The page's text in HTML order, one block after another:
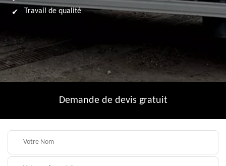
Travail de qualité
Demande de devis gratuit